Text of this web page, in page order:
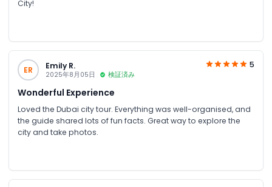
City!
ER Emily R.
2025年8月05日 検証済み
5
Wonderful Experience
Loved the Dubai city tour. Everything was well-organised, and
the guide shared lots of fun facts. Great way to explore the
city and take photos.